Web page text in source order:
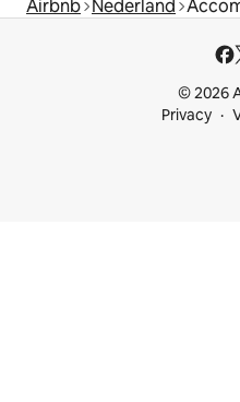
Airbnb Nederland
© 2026
Privacy